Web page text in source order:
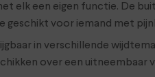
elk een eigen functie. De
geschikt voor iemand met
in verschillende
over een